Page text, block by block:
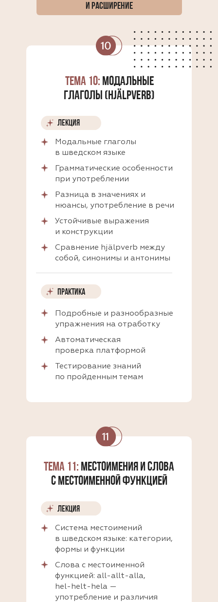
И РАСШИРЕНИЕ
Подробные и разнообразные
упражнения на отработку
Автоматическая
проверка платформой
Тестирование знаний
по пройденным темам
ПРАКТИКА
ТЕМА 10: МОДАЛЬНЫЕ
ГЛАГОЛЫ (HJÄLPVERB)
ЛЕКЦИЯ
ТЕМА 11: МЕСТОИМЕНИЯ И СЛОВА
С МЕСТОИМЕННОЙ ФУНКЦИЕЙ
ЛЕКЦИЯ
Система местоимений
в шведском языке: категории,
формы и функции
Слова с местоименной
функцией: all-allt-alla,
hel-helt-hela —
употребление и различия
Разница в значениях и
нюансы, употребление в речи
Модальные глаголы
в шведском языке
Грамматические особенности
при употреблении
Устойчивые выражения
и конструкции
Сравнение hjälpverb между
собой, синонимы и антонимы